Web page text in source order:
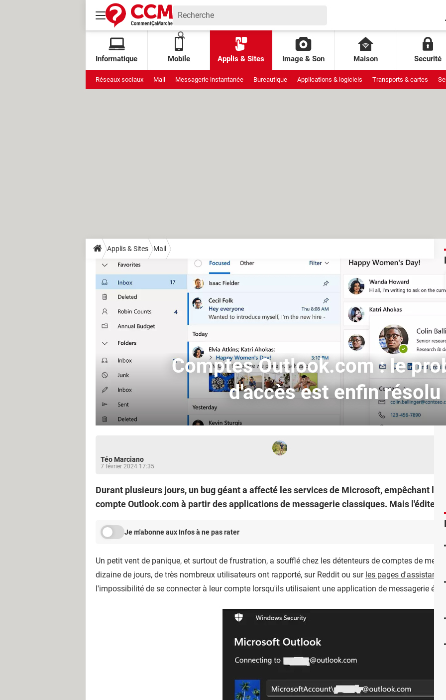
Informatique Mobile Applis & Sites Image & Son Maison Securité
Réseaux sociaux Mail Messagerie instantanée Bureautique Applications & logiciels Transports & cartes
Applis & Sites Mail
Comptes Outlook.com : le
d'accès est enfin résolu
Téo Marciano
7 février 2024 17:35
Durant plusieurs jours, un bug géant a affecté les services de Microsoft, empêchant les
compte Outlook.com à partir des applications de messagerie classiques. Mais l'éditeur
Je m'abonne aux Infos à ne pas rater
Un petit vent de panique, et surtout de frustration, a soufflé chez les détenteurs de comptes de
dizaine de jours, de très nombreux utilisateurs ont rapporté, sur Reddit ou sur les pages d'assistance
l'impossibilité de se connecter à leur compte lorsqu'ils utilisaient une application de messagerie